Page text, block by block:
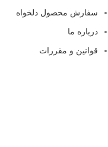
سفارش محصول دلخواه
درباره ما
قوانین و مقررات